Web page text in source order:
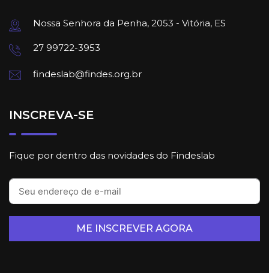
Nossa Senhora da Penha, 2053 - Vitória, ES
27 99722-3953
findeslab@findes.org.br
INSCREVA-SE
Fique por dentro das novidades do Findeslab
ME INSCREVER AGORA